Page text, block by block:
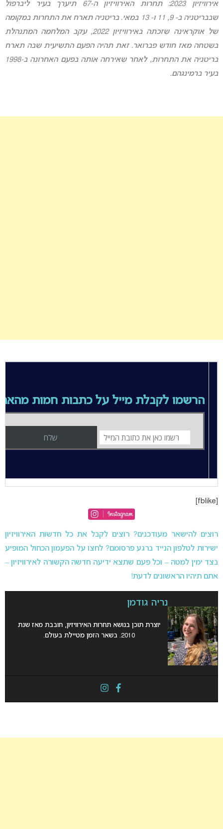
אירוויזיון 2023: תחרות האירוויזיון ה-67 תיערך בעיר ליברפול
שבבריטניה ב- 9, 11 ו- 13 במאי. בריטניה תארח את התחרות במקומה
של אוקראינה שזכתה באירוויזיון 2022, עקב המלחמה המתנהלת
בשטחה מאז חודש פברואר. זאת תהיה הפעם התשיעית שבה תארח
בריטניה את התחרות, לאחר שאירחה אותה בפעם האחרונה ב-1998
בעיר ברמינגהם.
הרשמו לקבלת מייל על כתבות חמות
רוצים להישאר מעודכנים? רוצים לקבל את כל חדשות האירוויזיון
ישירות לטלפון הנייד ברגע פרסומם? לחצו על הפעמון הכחול המופיע
בצד ימין למטה – וכל פעם שתצא ידיעה חדשה הקשורה לאירוויזיון –
אתם תיהיו הראשונים לדעת!
נריה גודמן
יוצרת תוכן בנושא תחרות האירוויזיון, חובבת מאז שנת
2010. בשאר הזמן מטיילת בעולם.